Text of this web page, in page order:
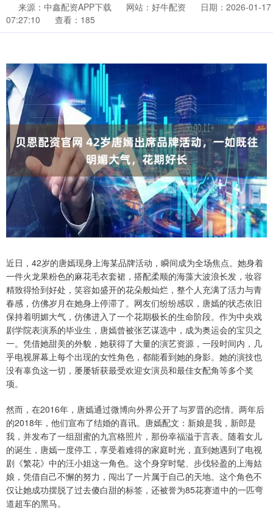
来源：中鑫配资APP下载 网站：好牛配资
日期：2026-01-17
07:27:10
查看：185
近日，42岁的唐嫣现身上海某品牌活动，瞬间成为全场焦点。她身着
一件火龙果粉色的麻花毛衣套裙，搭配柔顺的海藻大波浪长发，妆容
精致得恰到好处，笑容如盛开的花朵般灿烂，整个人充满了活力与青
春感，仿佛岁月在她身上停滞了。网友们纷纷感叹，唐嫣的状态依旧
保持着明媚大气，仿佛进入了一个花期极长的生命阶段。作为中央戏
剧学院表演系的毕业生，唐嫣曾被张艺谋选中，成为奥运会的宝贝之
一。凭借她甜美的外貌，她获得了大量的演艺资源，一段时间内，几
乎电视屏幕上每个出现的女性角色，都能看到她的身影。她的演技也
没有辜负这一切，屡屡斩获最受欢迎女演员和最佳女配角等多个奖
项。
然而，在2016年，唐嫣通过微博向外界公开了与罗晋的恋情。两年后
的2018年，他们宣布了结婚的喜讯。唐嫣配文：新娘是我，新郎是
我，并发布了一组甜蜜的九宫格照片，那份幸福溢于言表。随着女儿
的诞生，唐嫣一度停工，享受着难得的家庭时光，直到她遇到了电视
剧《繁花》中的汪小姐这一角色。这个身穿时髦、步伐轻盈的上海姑
娘，凭借自己不懈的努力，闯出了一片属于自己的天地。这个角色不
仅让她成功摆脱了过去傻白甜的标签，还被誉为85花赛道中的一匹弯
道超车的黑马。